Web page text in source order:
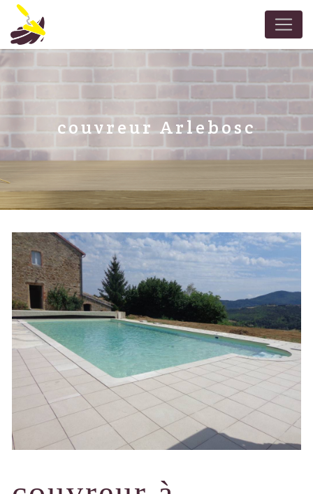
couvreur Arlebosc
Panneau de gestion des cookies